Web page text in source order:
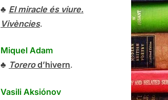
♣ El miracle és viure.
Vivències.
Miquel Adam
♣ Torerod’hivern.
Vasili Aksiónov